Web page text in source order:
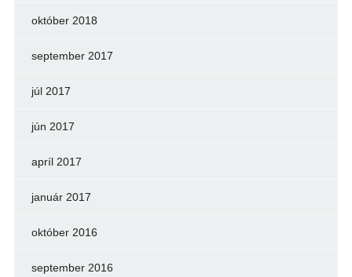
október 2018
september 2017
júl 2017
jún 2017
apríl 2017
január 2017
október 2016
september 2016